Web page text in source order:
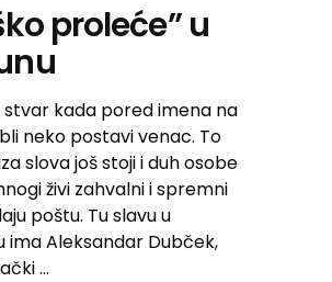
proleće” u
stvar kada pored imena na
neko postavi venac. To
slova još stoji i duh osobe
živi zahvalni i spremni
poštu. Tu slavu u
ima Aleksandar Dubček,